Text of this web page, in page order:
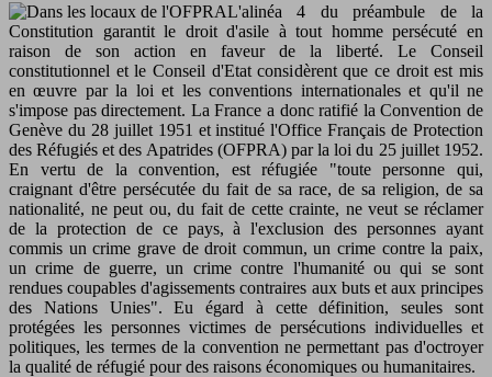
L'alinéa 4 du préambule de la
Constitution garantit le droit d'asile à tout homme persécuté en
raison de son action en faveur de la liberté. Le Conseil
constitutionnel et le Conseil d'Etat considèrent que ce droit est mis
en œuvre par la loi et les conventions internationales et qu'il ne
s'impose pas directement. La France a donc ratifié la Convention de
Genève du 28 juillet 1951 et institué l'Office Français de Protection
des Réfugiés et des Apatrides (OFPRA) par la loi du 25 juillet 1952.
En vertu de la convention, est réfugiée "toute personne qui,
craignant d'être persécutée du fait de sa race, de sa religion, de sa
nationalité, ne peut ou, du fait de cette crainte, ne veut se réclamer
de la protection de ce pays, à l'exclusion des personnes ayant
commis un crime grave de droit commun, un crime contre la paix,
un crime de guerre, un crime contre l'humanité ou qui se sont
rendues coupables d'agissements contraires aux buts et aux principes
des Nations Unies". Eu égard à cette définition, seules sont
protégées les personnes victimes de persécutions individuelles et
politiques, les termes de la convention ne permettant pas d'octroyer
la qualité de réfugié pour des raisons économiques ou humanitaires.